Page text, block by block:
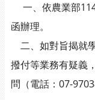
一、依農業部
函辦理。
二、如對旨揭就
撥付等業務有疑義
問（電話：07-